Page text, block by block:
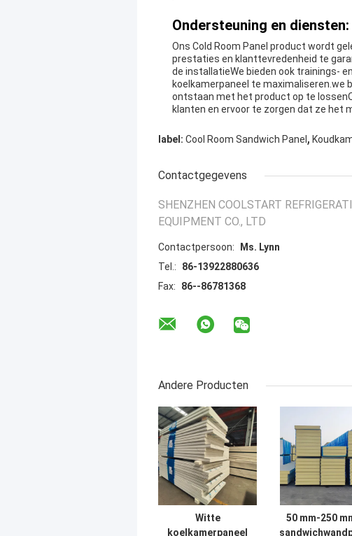
Ondersteuning en diensten:
Ons Cold Room Panel product wordt
prestaties en klanttevredenheid te
de installatieWe bieden ook trainings-
koelkamerpaneel te maximaliseren.we
ontstaan met het product op te
klanten en ervoor te zorgen dat ze het
label: Cool Room Sandwich Panel ,
Contactgegevens
SHENZHEN COOLSTART
EQUIPMENT CO., LTD
Contactpersoon:
Ms. Lynn
Tel.:
86-13922880636
Fax:
86--86781368
Andere Producten
Witte
koelkamerpaneel
50 mm-250